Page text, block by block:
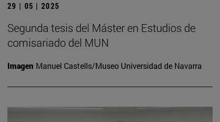
29 | 05 | 2025
Segunda tesis del Máster en Estudios de
comisariado del MUN
Imagen Manuel Castells/Museo Universidad de Navarra